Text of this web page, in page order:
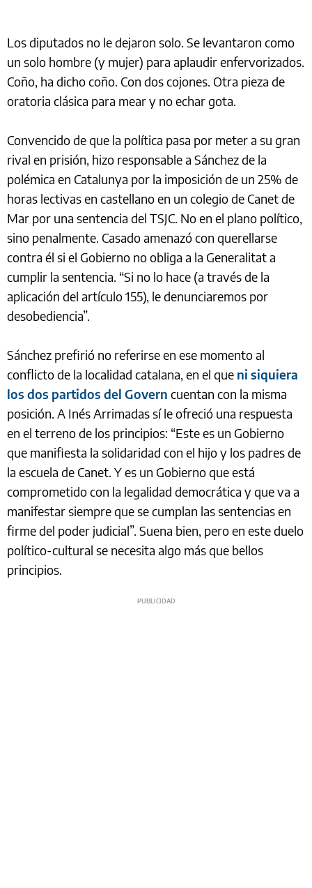
Los diputados no le dejaron solo. Se levantaron como
un solo hombre (y mujer) para aplaudir enfervorizados.
Coño, ha dicho coño. Con dos cojones. Otra pieza de
oratoria clásica para mear y no echar gota.
Convencido de que la política pasa por meter a su gran
rival en prisión, hizo responsable a Sánchez de la
polémica en Catalunya por la imposición de un 25% de
horas lectivas en castellano en un colegio de Canet de
Mar por una sentencia del TSJC. No en el plano político,
sino penalmente. Casado amenazó con querellarse
contra él si el Gobierno no obliga a la Generalitat a
cumplir la sentencia. “Si no lo hace (a través de la
aplicación del artículo 155), le denunciaremos por
desobediencia”.
Sánchez prefirió no referirse en ese momento al
conflicto de la localidad catalana, en el que ni siquiera
los dos partidos del Govern cuentan con la misma
posición. A Inés Arrimadas sí le ofreció una respuesta
en el terreno de los principios: “Este es un Gobierno
que manifiesta la solidaridad con el hijo y los padres de
la escuela de Canet. Y es un Gobierno que está
comprometido con la legalidad democrática y que va a
manifestar siempre que se cumplan las sentencias en
firme del poder judicial”. Suena bien, pero en este duelo
político-cultural se necesita algo más que bellos
principios.